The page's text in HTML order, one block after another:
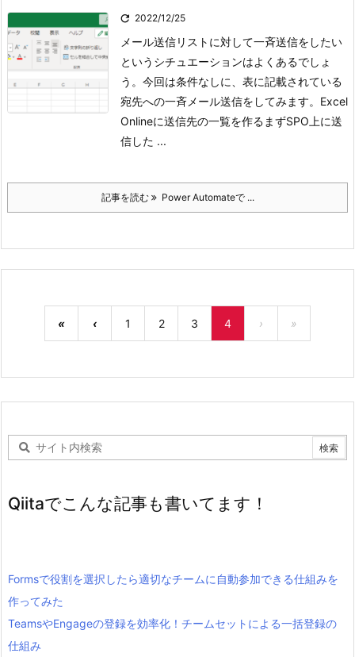
 2022/12/25
メール送信リストに対して一斉送信をしたい
というシチュエーションはよくあるでしょ
う。今回は条件なしに、表に記載されている
宛先への一斉メール送信をしてみます。 Excel
Onlineに送信先の一覧を作る まずSPO上に送
信した ...
記事を読む Power Automateで ...
« ‹ 1 2 3 4 › »
Qiitaでこんな記事も書いてます！
Formsで役割を選択したら適切なチームに自動参加できる仕組みを
作ってみた
TeamsやEngageの登録を効率化！チームセットによる一括登録の
仕組み